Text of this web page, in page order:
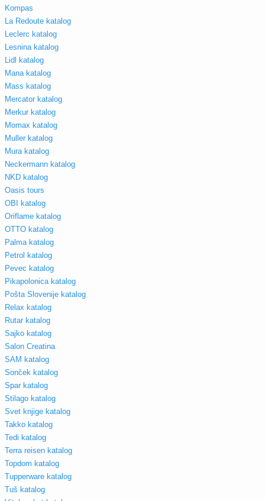
Kompas
La Redoute katalog
Leclerc katalog
Lesnina katalog
Lidl katalog
Mana katalog
Mass katalog
Mercator katalog
Merkur katalog
Momax katalog
Muller katalog
Mura katalog
Neckermann katalog
NKD katalog
Oasis tours
OBI katalog
Oriflame katalog
OTTO katalog
Palma katalog
Petrol katalog
Pevec katalog
Pikapolonica katalog
Pošta Slovenije katalog
Relax katalog
Rutar katalog
Sajko katalog
Salon Creatina
SAM katalog
Sonček katalog
Spar katalog
Stilago katalog
Svet knjige katalog
Takko katalog
Tedi katalog
Terra reisen katalog
Topdom katalog
Tupperware katalog
Tuš katalog